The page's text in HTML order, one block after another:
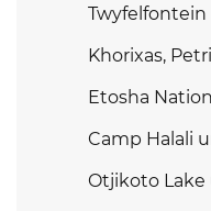
Twyfelfontein
Khorixas,
Etosha
Camp Halali
Otjikoto